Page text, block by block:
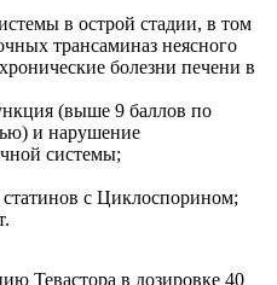
в острой стадии, в том
трансаминаз неясного
болезни печени в
(выше 9 баллов по
и нарушение
системы;
с Циклоспорином;
Тевастора в дозировке 40